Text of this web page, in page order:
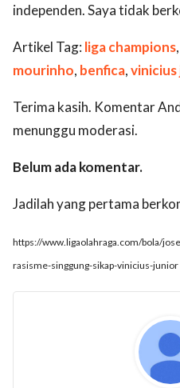
independen. Saya tidak
Artikel Tag: liga champions,
mourinho, benfica,
Terima kasih. Komentar
menunggu moderasi.
Belum ada komentar.
Jadilah yang pertama
https://www.ligaolahraga.com/bola/
rasisme-singgung-sikap-vinicius-junior